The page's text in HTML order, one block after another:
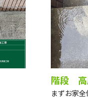
階段 高
まずお家